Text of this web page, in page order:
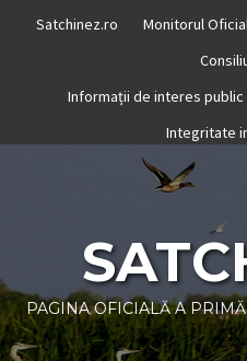
Satchinez.ro Monitorul
Informații de interes
Integritate
PAGINA OFICIALĂ A